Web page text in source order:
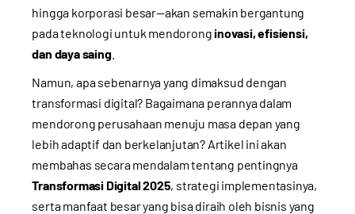
hingga korporasi besar—akan semakin bergantung
pada teknologi untuk mendoronginovasi, efisiensi,
dan daya saing.
Namun, apa sebenarnya yang dimaksud dengan
transformasi digital? Bagaimana perannya dalam
mendorong perusahaan menuju masa depan yang
lebih adaptif dan berkelanjutan? Artikel ini akan
membahas secara mendalam tentang pentingnya
Transformasi Digital 2025, strategi implementasinya,
serta manfaat besar yang bisa diraih oleh bisnis yang